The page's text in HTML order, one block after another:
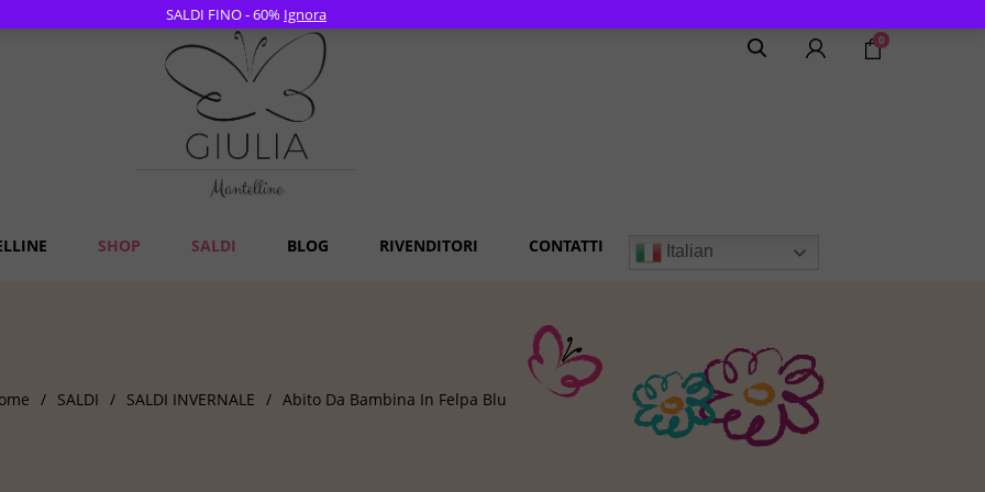
0
SHOP SALDI BLOG RIVENDITORI CONTATTI Italian
/ SALDI / SALDI INVERNALE / Abito Da Bambina In Felpa Blu
SALDI FINO - 60% Ignora